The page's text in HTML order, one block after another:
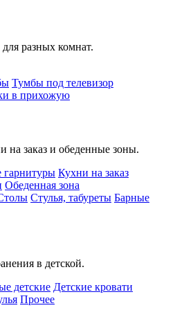
разных комнат.
Тумбы под телевизор
в прихожую
на заказ и обеденные зоны.
гарнитуры Кухни на заказ
Обеденная зона
Стулья, табуреты Барные
в детской.
детские Детские кровати
Прочее